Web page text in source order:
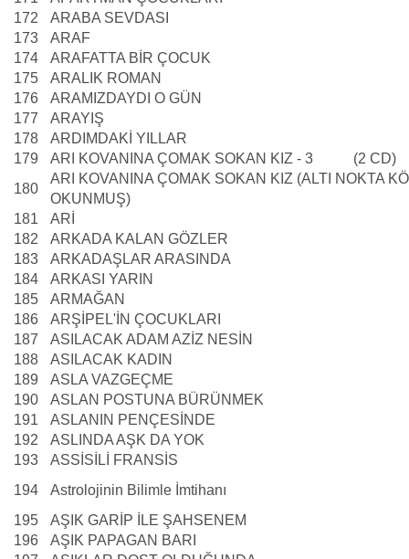
172
ARABA SEVDASI
173
ARAF
174
ARAFATTA BİR ÇOCUK
175
ARALIK ROMAN
176
ARAMIZDAYDI O GÜN
177
ARAYIŞ
178
ARDIMDAKİ YILLAR
179
ARI KOVANINA ÇOMAK SOKAN KIZ - 3 (2 CD)
180
ARI KOVANINA ÇOMAK SOKAN KIZ (ALTI NOKTA
OKUNMUŞ)
181
ARİ
182
ARKADA KALAN GÖZLER
183
ARKADAŞLAR ARASINDA
184
ARKASI YARIN
185
ARMAĞAN
186
ARŞİPEL'İN ÇOCUKLARI
187
ASILACAK ADAM AZİZ NESİN
188
ASILACAK KADIN
189
ASLA VAZGEÇME
190
ASLAN POSTUNA BÜRÜNMEK
191
ASLANIN PENÇESİNDE
192
ASLINDA AŞK DA YOK
193
ASSİSİLİ FRANSİS
194
Astrolojinin Bilimle İmtihanı
195
AŞIK GARİP İLE ŞAHSENEM
196
AŞIK PAPAGAN BARI